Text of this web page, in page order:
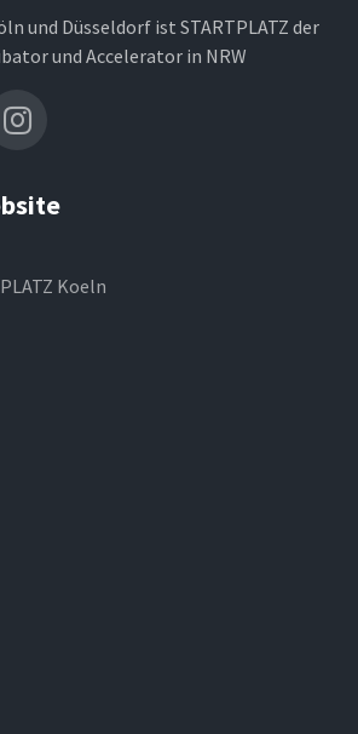
und Düsseldorf ist STARTPLATZ der
und Accelerator in NRW
Koeln